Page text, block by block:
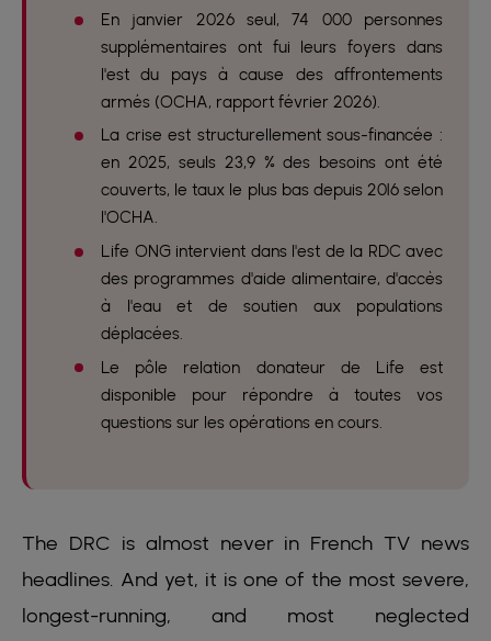
En janvier 2026 seul, 74 000 personnes
supplémentaires ont fui leurs foyers dans
l'est du pays à cause des affrontements
armés (OCHA, rapport février 2026).
La crise est structurellement sous-financée :
en 2025, seuls 23,9 % des besoins ont été
couverts, le taux le plus bas depuis 2016 selon
l'OCHA.
Life ONG intervient dans l'est de la RDC avec
des programmes d'aide alimentaire, d'accès
à l'eau et de soutien aux populations
déplacées.
Le pôle relation donateur de Life est
disponible pour répondre à toutes vos
questions sur les opérations en cours.
The DRC is almost never in French TV news
headlines. And yet, it is one of the most severe,
longest-running, and most neglected